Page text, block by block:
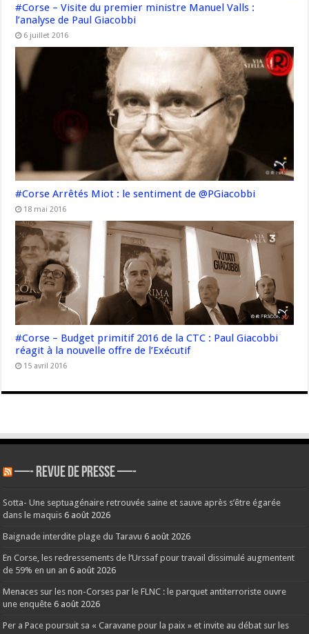
#Corse – Visite du premier ministre Manuel Valls :
l’analyse de Paul Giacobbi
6 juillet 2016
#Corse Arrêtés Miot : le sentiment de @PGiacobbi
18 mai 2016
#Corse – Budget primitif 2016 de la CTC : Paul Giacobbi
réagit à la nouvelle offre de l’Exécutif
15 avril 2016
—- REVUE DE PRESSE —-
Sotta- Une septuagénaire retrouvée saine et sauve après s’être égarée
dans le maquis 6 août 2026
Baignade interdite plage du Taravu 6 août 2026
En Corse, les redressements de l’Urssaf pour travail dissimulé augmentent
de 59% en un an 6 août 2026
Menaces sur les non-Corses par le FLNC : le parquet antiterroriste ouvre
une enquête 6 août 2026
Per a Pace poursuit sa « Caravane pour la paix » et invite au débat sur les